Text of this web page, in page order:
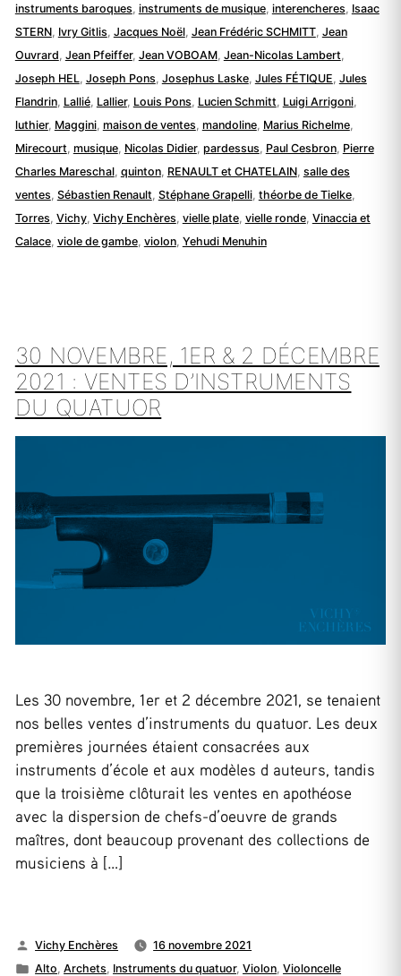
instruments baroques instruments de musique, interencheres Isaac
STERN, Ivry Gitlis Jacques Noël, Jean Frédéric SCHMITT, Jean
Ouvrard Jean Pfeiffer, Jean VOBOAM, Jean-Nicolas Lambert
Joseph HEL Joseph Pons Josephus Laske, Jules FÉTIQUE Jules
Flandrin, Lallié, Lallier, Louis Pons Lucien Schmitt Luigi Arrigoni,
luthier, Maggini, maison de ventes mandoline, Marius Richelme,
Mirecourt musique, Nicolas Didier, pardessus Paul Cesbron, Pierre
Charles Mareschal, quinton, RENAULT et CHATELAIN, salle des
ventes Sébastien Renault Stéphane Grapelli, théorbe de Tielke,
Torres Vichy, Vichy Enchères vielle plate, vielle ronde, Vinaccia et
Calace, viole de gambe, violon, Yehudi Menuhin
30 NOVEMBRE, 1ER & 2 DÉCEMBRE
2021 : VENTES D’INSTRUMENTS
DU QUATUOR
Les 30 novembre, 1er et 2 décembre 2021, se tenaient
nos belles ventes d’instruments du quatuor. Les deux
premières journées étaient consacrées aux
instruments d’école et aux modèles d auteurs, tandis
que la troisième clôturait les ventes en apothéose
avec la dispersion de chefs-d’oeuvre de grands
maîtres, dont beaucoup provenant des collections de
musiciens à […]
Publié
par
Vichy Enchères
16 novembre 2021
Publié
Alto ,Archets Instruments du quatuor,Violon ,Violoncelle